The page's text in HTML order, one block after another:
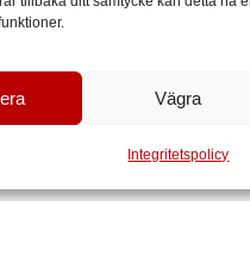
Vägra
Integritetspolicy